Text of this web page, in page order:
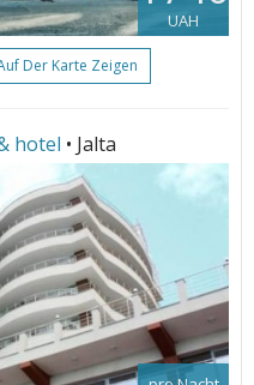
UAH
Der Karte Zeigen
hotel • Jalta